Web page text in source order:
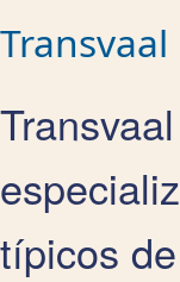
Transvaal
típicos